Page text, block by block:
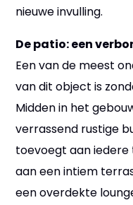
nieuwe invulling.
De patio: een
Een van de meest
van dit object is
Midden in het
verrassend rustige
toevoegt aan
aan een intiem
een overdekte